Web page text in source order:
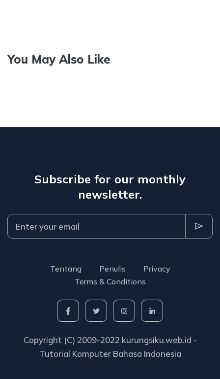
You May Also Like
Subscribe for our monthly
newsletter.
Tentang Penulis
Privacy
Terms & Conditions
Copyright (C) 2009-2022 kurungsiku.web.id -
Tutorial Komputer Bahasa Indonesia